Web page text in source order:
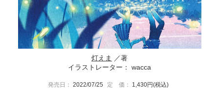
灯えま ／著
イラストレーター： wacca
発売日： 2022/07/25 定 価： 1,430円(税込)